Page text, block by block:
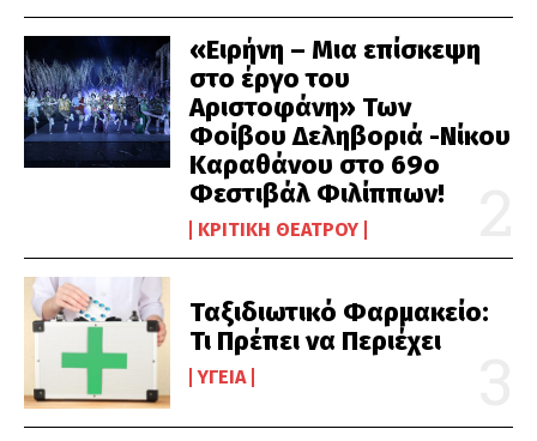
«Ειρήνη – Μια επίσκεψη
στο έργο του
Αριστοφάνη» Των
Φοίβου Δεληβοριά -Νίκου
Καραθάνου στο 69ο
Φεστιβάλ Φιλίππων!
ΚΡΙΤΙΚΉ ΘΕΆΤΡΟΥ
Ταξιδιωτικό Φαρμακείο:
Τι Πρέπει να Περιέχει
ΥΓΕΊΑ